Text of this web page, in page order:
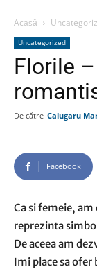
Acasă
Uncategorized
Florile
De către Calugaru
Facebook
Ca si femeie,
reprezinta
De aceea am
Imi place sa